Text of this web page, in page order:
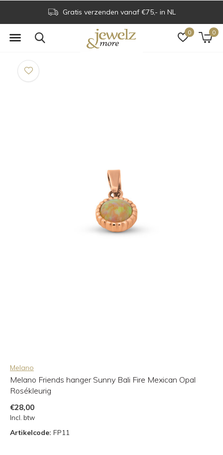
0 0
Gratis verzenden vanaf €75,- in NL
Melano
Melano Friends hanger Sunny Bali Fire Mexican Opal
Rosékleurig
€28,00
Incl. btw
Artikelcode: FP11